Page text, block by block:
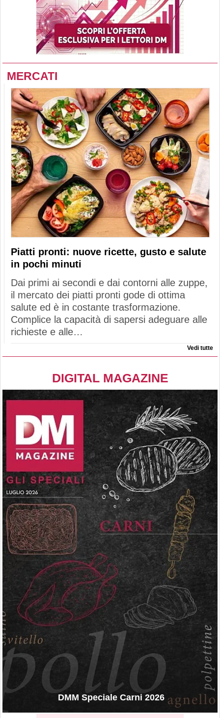
MERCATI
Piatti pronti: nuove ricette, gusto e salute
in pochi minuti
Dai primi ai secondi e dai contorni alle zuppe,
il mercato dei piatti pronti gode di ottima
salute ed è in costante trasformazione.
Complice la capacità di sapersi adeguare alle
richieste e alle…
Vedi tutte
DIGITAL MAGAZINE
DMM Speciale Carni 2026